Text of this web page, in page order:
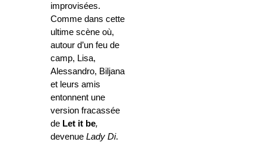
improvisées.
Comme dans cette
ultime scène où,
autour d’un feu de
camp, Lisa,
Alessandro, Biljana
et leurs amis
entonnent une
version fracassée
de Let it be,
devenue Lady Di.